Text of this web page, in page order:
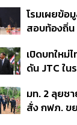
สหรัฐฯ-ญี่
Chartered
ต่อดอลลาร์
โรมเผยข้อ
สอบท้องถิ่น
อนุทิน จ่อส
ตัดตอน ม.บู
เปิดบทใหม่
ดัน JTC ใน
ชายแดน ท่
ทวาย
มท. 2 ลุยช
สั่ง กฟภ. ข